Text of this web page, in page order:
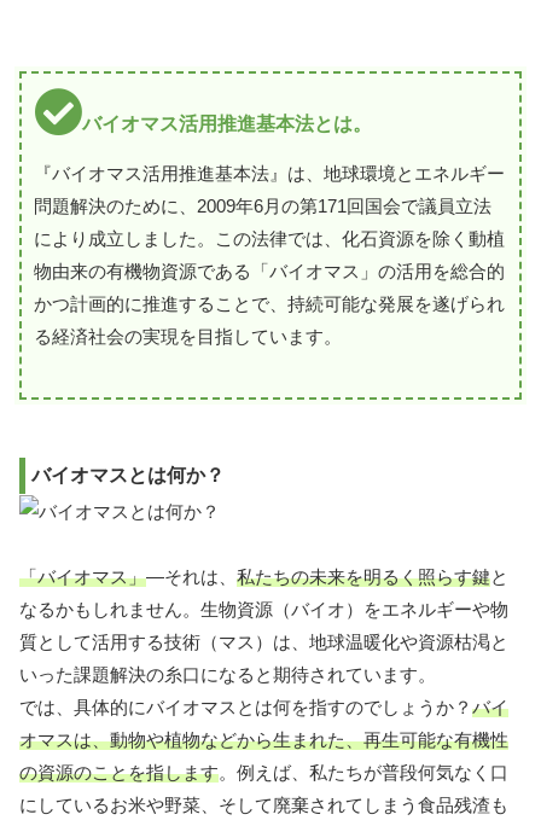
バイオマス活用推進基本法とは。
『バイオマス活用推進基本法』は、地球環境とエネルギー
問題解決のために、2009年6月の第171回国会で議員立法
により成立しました。この法律では、化石資源を除く動植
物由来の有機物資源である「バイオマス」の活用を総合的
かつ計画的に推進することで、持続可能な発展を遂げられ
る経済社会の実現を目指しています。
バイオマスとは何か？
「バイオマス」―それは、 私たちの未来を明るく照らす鍵と
なるかもしれません。生物資源（バイオ）をエネルギーや物
質として活用する技術（マス）は、地球温暖化や資源枯渇と
いった課題解決の糸口になると期待されています。
では、具体的にバイオマスとは何を指すのでしょうか？ バイ
オマスは、動物や植物などから生まれた、再生可能な有機性
の資源のことを指します。例えば、私たちが普段何気なく口
にしているお米や野菜、そして廃棄されてしまう食品残渣も